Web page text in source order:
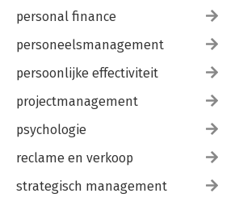
personal finance
personeelsmanagement
persoonlijke effectiviteit
projectmanagement
psychologie
reclame en verkoop
strategisch management